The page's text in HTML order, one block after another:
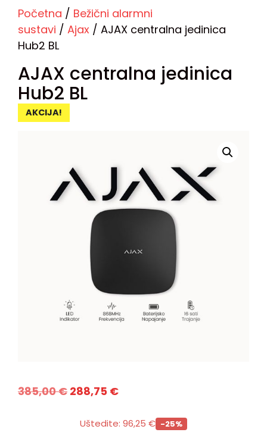
Početna / Bežični alarmni
sustavi / Ajax / AJAX centralna jedinica
Hub2 BL
AJAX centralna jedinica
Hub2 BL
AKCIJA!
385,00€ 288,75 €
Uštedite: 96,25 € -25%